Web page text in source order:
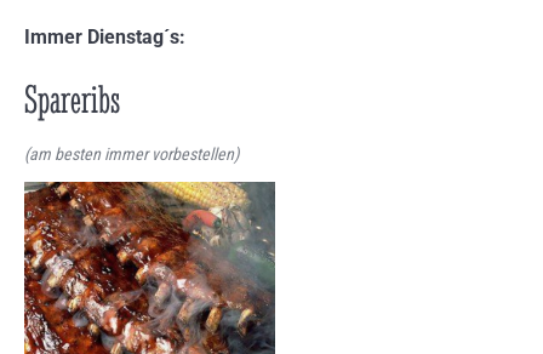
Immer Dienstag´s:
Spareribs
(am besten immer vorbestellen)